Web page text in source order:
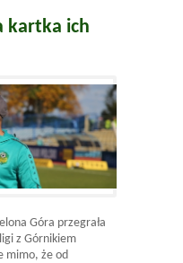
kartka ich
Góra przegrała
z Górnikiem
mimo, że od